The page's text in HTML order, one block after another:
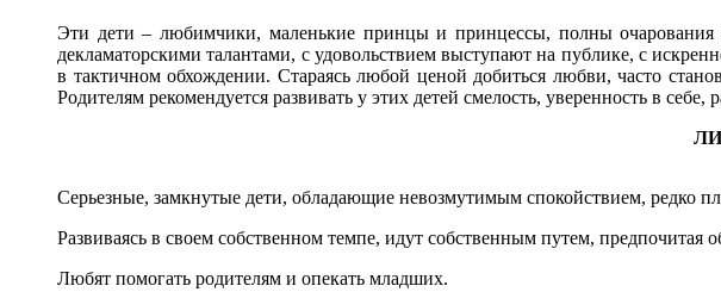
Эти дети – любимчики, маленькие принцы и принцессы, полны
декламаторскими талантами, с удовольствием выступают на публике, с
в тактичном обхождении. Стараясь любой ценой добиться любви, часто
Родителям рекомендуется развивать у этих детей смелость, уверенность в
Серьезные, замкнутые дети, обладающие невозмутимым спокойствием, редко
Развиваясь в своем собственном темпе, идут собственным путем, предпочитая
Любят помогать родителям и опекать младших.